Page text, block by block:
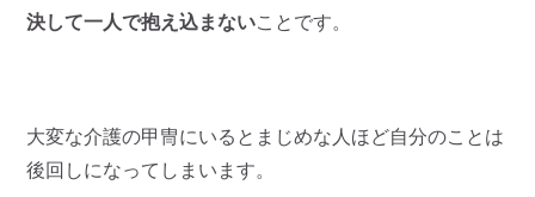
決して一人で抱え込まないことです。
大変な介護の甲冑にいるとまじめな人ほど自分のことは
後回しになってしまいます。